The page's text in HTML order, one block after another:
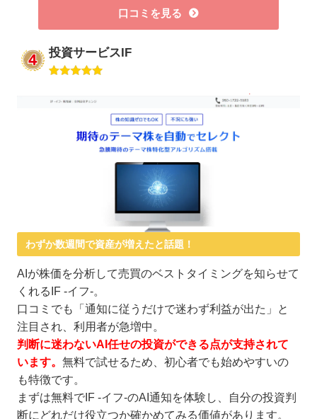
口コミを見る
投資サービスIF
わずか数週間で資産が増えたと話題！
AIが株価を分析して売買のベストタイミングを知らせて
くれるIF -イフ-。
口コミでも「通知に従うだけで迷わず利益が出た」と
注目され、利用者が急増中。
判断に迷わないAI任せの投資ができる点が支持されて
います。無料で試せるため、初心者でも始めやすいの
も特徴です。
まずは無料でIF -イフ-のAI通知を体験し、自分の投資判
断にどれだけ役立つか確かめてみる価値があります。